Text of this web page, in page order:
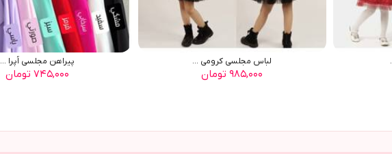
لباس مجلسی کرومی ...
۹۸۵,۰۰۰ تومان
پیراهن مجلسی اُپرا ...
۷۴۵,۰۰۰ تومان